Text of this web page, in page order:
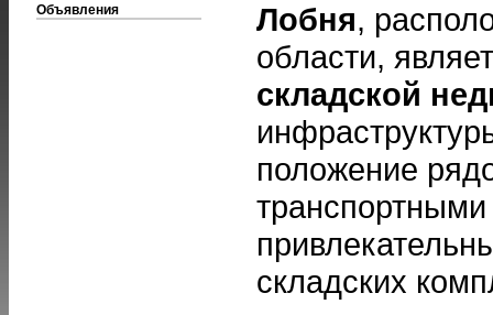
Объявления Лобня,
области,
складской
положение
складских